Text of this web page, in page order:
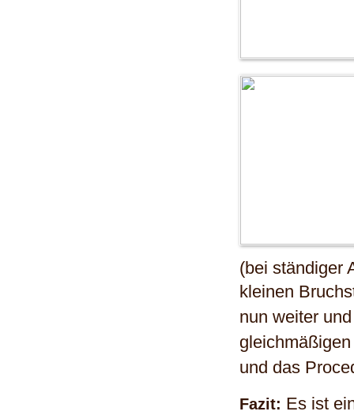
(bei ständiger
kleinen
nun weiter
und das
Fazit: Es ist